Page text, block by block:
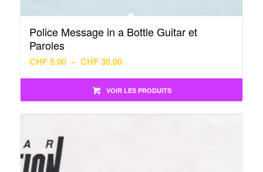
Police Message in a Bottle Guitar et
Paroles
CHF5.00 – CHF30.00Plage
prix :
CHF 5.00
à
VOIR LES PRODUITS